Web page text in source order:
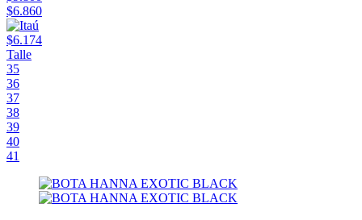
$6.860
$6.174
Talle
35
36
37
38
39
40
41